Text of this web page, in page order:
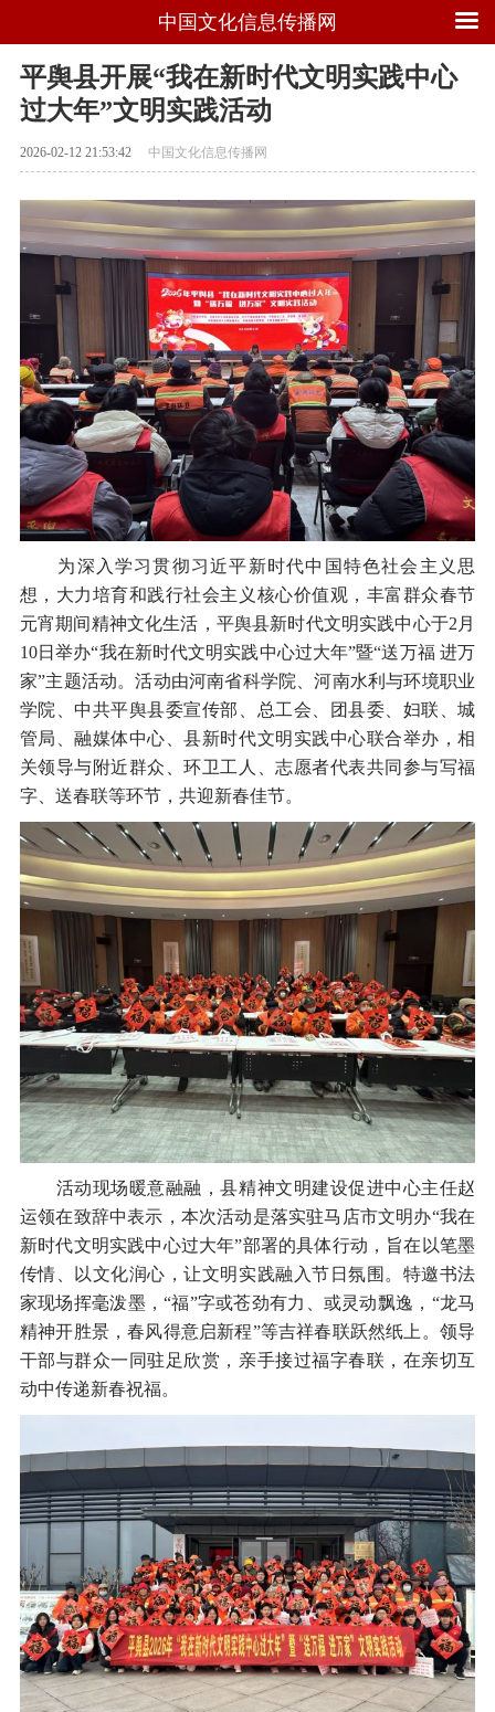
中国文化信息传播网
平舆县开展“我在新时代文明实践中心
过大年”文明实践活动
2026-02-12 21:53:42 中国文化信息传播网
为深入学习贯彻习近平新时代中国特色社会主义思
想，大力培育和践行社会主义核心价值观，丰富群众春节
元宵期间精神文化生活，平舆县新时代文明实践中心于2月
10日举办“我在新时代文明实践中心过大年”暨“送万福 进万
家”主题活动。活动由河南省科学院、河南水利与环境职业
学院、中共平舆县委宣传部、总工会、团县委、妇联、城
管局、融媒体中心、县新时代文明实践中心联合举办，相
关领导与附近群众、环卫工人、志愿者代表共同参与写福
字、送春联等环节，共迎新春佳节。
活动现场暖意融融，县精神文明建设促进中心主任赵
运领在致辞中表示，本次活动是落实驻马店市文明办“我在
新时代文明实践中心过大年”部署的具体行动，旨在以笔墨
传情、以文化润心，让文明实践融入节日氛围。特邀书法
家现场挥毫泼墨，“福”字或苍劲有力、或灵动飘逸，“龙马
精神开胜景，春风得意启新程”等吉祥春联跃然纸上。领导
干部与群众一同驻足欣赏，亲手接过福字春联，在亲切互
动中传递新春祝福。